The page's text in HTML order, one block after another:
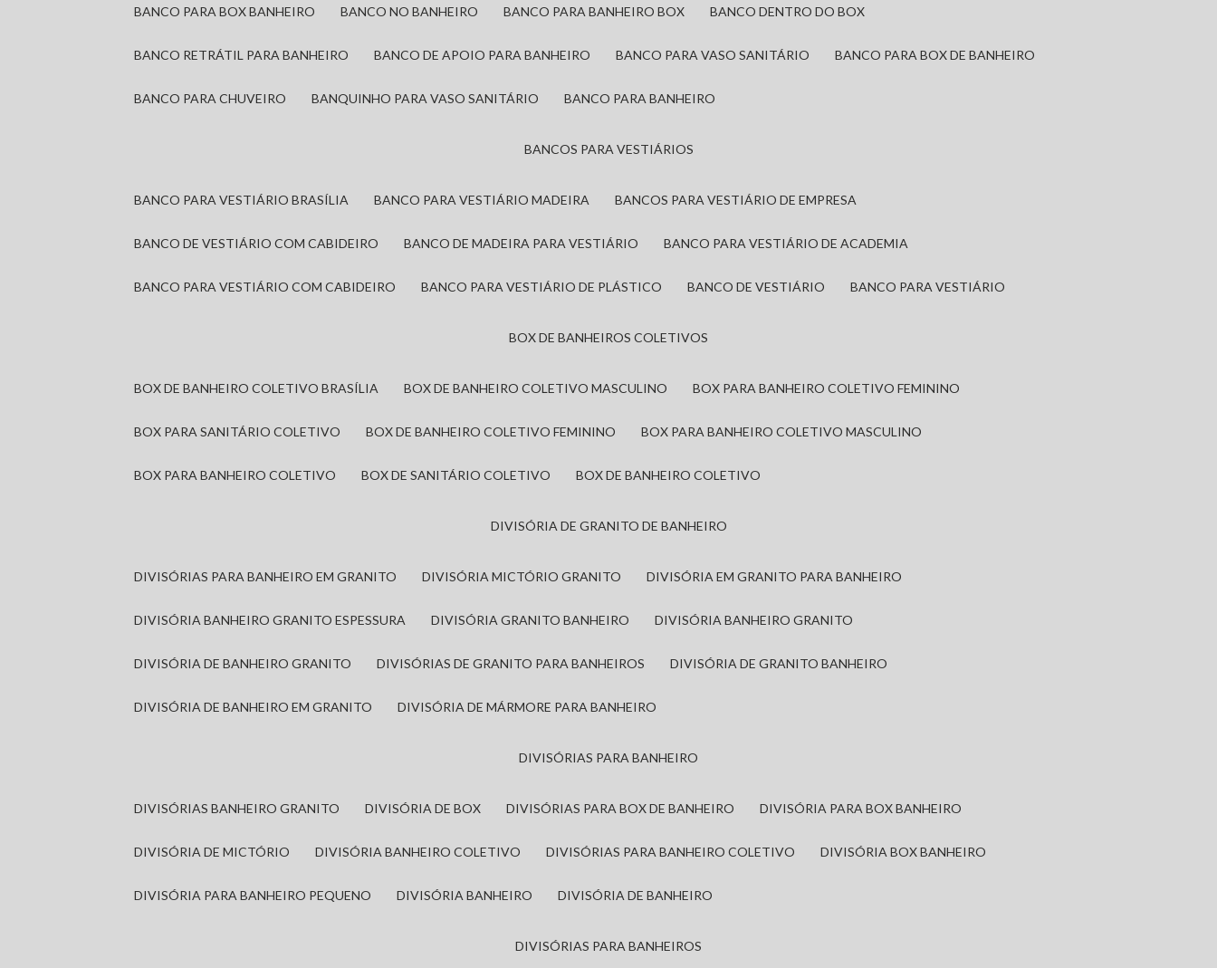
BANCO PARA BOX BANHEIRO BANCO NO BANHEIRO BANCO PARA BANHEIRO BOX BANCO DENTRO DO BOX
BANCO RETRÁTIL PARA BANHEIRO BANCO DE APOIO PARA BANHEIRO BANCO PARA VASO SANITÁRIO BANCO PARA BOX DE BANHEIRO
BANCO PARA CHUVEIRO BANQUINHO PARA VASO SANITÁRIO BANCO PARA BANHEIRO
BANCOS PARA VESTIÁRIOS
BANCO PARA VESTIÁRIO BRASÍLIA BANCO PARA VESTIÁRIO MADEIRA BANCOS PARA VESTIÁRIO DE EMPRESA
BANCO DE VESTIÁRIO COM CABIDEIRO BANCO DE MADEIRA PARA VESTIÁRIO BANCO PARA VESTIÁRIO DE ACADEMIA
BANCO PARA VESTIÁRIO COM CABIDEIRO BANCO PARA VESTIÁRIO DE PLÁSTICO BANCO DE VESTIÁRIO BANCO PARA VESTIÁRIO
BOX DE BANHEIROS COLETIVOS
BOX DE BANHEIRO COLETIVO BRASÍLIA BOX DE BANHEIRO COLETIVO MASCULINO BOX PARA BANHEIRO COLETIVO FEMININO
BOX PARA SANITÁRIO COLETIVO BOX DE BANHEIRO COLETIVO FEMININO BOX PARA BANHEIRO COLETIVO MASCULINO
BOX PARA BANHEIRO COLETIVO BOX DE SANITÁRIO COLETIVO BOX DE BANHEIRO COLETIVO
DIVISÓRIA DE GRANITO DE BANHEIRO
DIVISÓRIAS PARA BANHEIRO EM GRANITO DIVISÓRIA MICTÓRIO GRANITO DIVISÓRIA EM GRANITO PARA BANHEIRO
DIVISÓRIA BANHEIRO GRANITO ESPESSURA DIVISÓRIA GRANITO BANHEIRO DIVISÓRIA BANHEIRO GRANITO
DIVISÓRIA DE BANHEIRO GRANITO DIVISÓRIAS DE GRANITO PARA BANHEIROS DIVISÓRIA DE GRANITO BANHEIRO
DIVISÓRIA DE BANHEIRO EM GRANITO DIVISÓRIA DE MÁRMORE PARA BANHEIRO
DIVISÓRIAS PARA BANHEIRO
DIVISÓRIAS BANHEIRO GRANITO DIVISÓRIA DE BOX DIVISÓRIAS PARA BOX DE BANHEIRO DIVISÓRIA PARA BOX BANHEIRO
DIVISÓRIA DE MICTÓRIO DIVISÓRIA BANHEIRO COLETIVO DIVISÓRIAS PARA BANHEIRO COLETIVO DIVISÓRIA BOX BANHEIRO
DIVISÓRIA PARA BANHEIRO PEQUENO DIVISÓRIA BANHEIRO DIVISÓRIA DE BANHEIRO
DIVISÓRIAS PARA BANHEIROS